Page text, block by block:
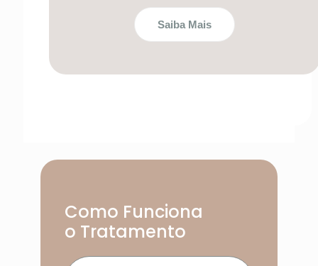
Saiba Mais
Como Funciona
o Tratamento